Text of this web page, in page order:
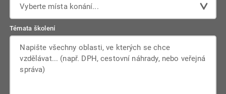
Vyberte místa konání...
Témata školení